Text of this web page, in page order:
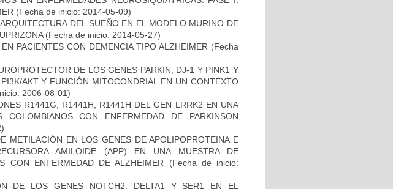
(Fecha de inicio: 2014-05-09)
DEL SUEÑO EN EL MODELO MURINO DE
(Fecha de inicio: 2014-05-27)
PACIENTES CON DEMENCIA TIPO ALZHEIMER (Fecha
DE LOS GENES PARKIN, DJ-1 Y PINK1 Y
AKT Y FUNCIÓN MITOCONDRIAL EN UN CONTEXTO
2006-08-01)
R1441G, R1441H, R1441H DEL GEN LRRK2 EN UNA
COLOMBIANOS CON ENFERMEDAD DE PARKINSON
METILACIÓN EN LOS GENES DE APOLIPOPROTEINA E
AMILOIDE (APP) EN UNA MUESTRA DE
CON ENFERMEDAD DE ALZHEIMER (Fecha de inicio:
DE LOS GENES NOTCH2, DELTA1 Y SER1 EN EL